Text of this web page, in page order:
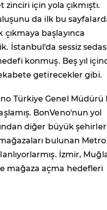
için yola çıkmıştı.
da ilk bu
başlayınca
İstanbul'da sessiz
konmuş. Beş yıl
getirecekler gibi.
Türkiye Genel Müdürü
BonVeno'nun yol
diğer büyük
bulunan
İzmir,
mağaza açma hedefleri